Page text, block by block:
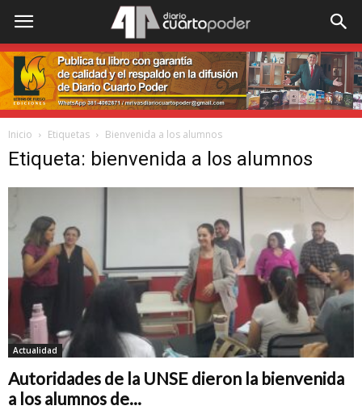
Inicio Etiquetas Bienvenida a los alumnos
Etiqueta: bienvenida a los alumnos
Actualidad
Autoridades de la UNSE dieron la bienvenida
a los alumnos de...